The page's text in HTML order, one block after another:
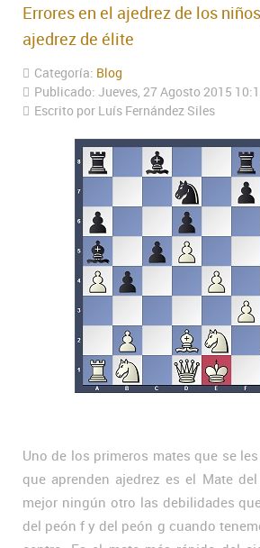
Errores en el ajedrez de los
ajedrez de élite
Categoría: Blog
Publicado: Jueves, 27 Agosto 2015
Escrito por Luís Fernández Siles
Uno de los primeros mates que se
que aprenden ajedrez es el Mate
mejor ningún otro las debilidades
del peón f y del peón g cuando